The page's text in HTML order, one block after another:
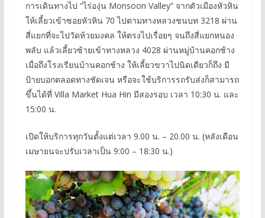
การเดินทางไป “ไร่องุ่น Monsoon Valley” จากตัวเมืองหัวหิน
ให้เลี้ยวเข้าซอยหัวหิน 70 ไปตามทางหลวงชนบท 3218 ผ่าน
สี่แยกที่จะไปวัดห้วยมงคล ให้ตรงไปเรื่อยๆ จนถึงสี่แยกหนอง
พลับ แล้วเลี้ยวซ้ายเข้าทางหลวง 4028 ผ่านหมู่บ้านคอกช้าง
เมื่อถึงโรงเรียนบ้านคอกช้าง ให้เลี้ยวขวาไปนิดเดียวก็ถึง มี
ป้ายบอกตลอดทางชัดเจน หรือจะใช้บริการรถรับส่งก็สามารถ
ขึ้นได้ที่ Villa Market Hua Hin มีสองรอบ เวลา 10:30 น. และ
15:00 น.
เปิดให้บริการทุกวันตั้งแต่เวลา 9.00 น. – 20.00 น. (หลังเดือน
เมษายนจะปรับเวลาเป็น 9:00 – 18:30 น.)